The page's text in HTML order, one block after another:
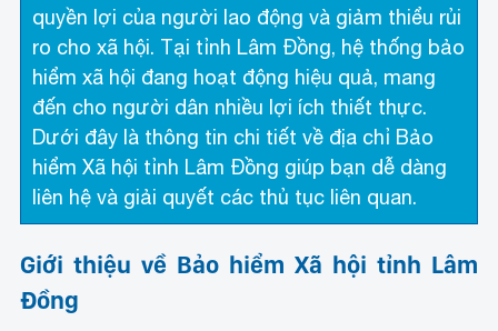
quyền lợi của người lao động và giảm thiểu rủi
ro cho xã hội. Tại tỉnh Lâm Đồng, hệ thống bảo
hiểm xã hội đang hoạt động hiệu quả, mang
đến cho người dân nhiều lợi ích thiết thực.
Dưới đây là thông tin chi tiết về địa chỉ Bảo
hiểm Xã hội tỉnh Lâm Đồng giúp bạn dễ dàng
liên hệ và giải quyết các thủ tục liên quan.
Giới thiệu về Bảo hiểm Xã hội tỉnh Lâm
Đồng